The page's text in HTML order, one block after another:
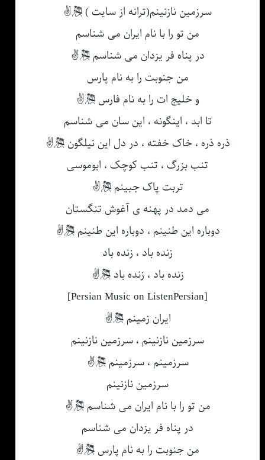
سرزمین نازنینم(ترانه از سایت ) 🎘✌
من تو را با نام ایران می شناسم
در پناه فر یزدان می شناسم 🎘✌
من جنوبت را به نام پارس
و خلیج ات را به نام فارس 🎘✌
تا ابد ، اینگونه ، این سان می شناسم
ذره ذره ، خاک خفته ، در دل این نیلگون 🎘✌
تنب بزرگ ، تنب کوچک ، ابوموسی
تربت پاک جبینم 🎘✌
می دمد در پهنه ی آغوش تنگستان
دوباره این طنینم ، دوباره این طنینم 🎘✌
زنده باد ، زنده باد
زنده باد ، زنده باد 🎘✌
[Persian Music on ListenPersian]
ایران زمینم 🎘✌
سرزمین نازنینم ، سرزمین نازنینم
سرزمینم ، سرزمینم 🎘✌
سرزمین نازنینم
من تو را با نام ایران می شناسم 🎘✌
در پناه فر یزدان می شناسم
من جنوبت را به نام پارس 🎘✌